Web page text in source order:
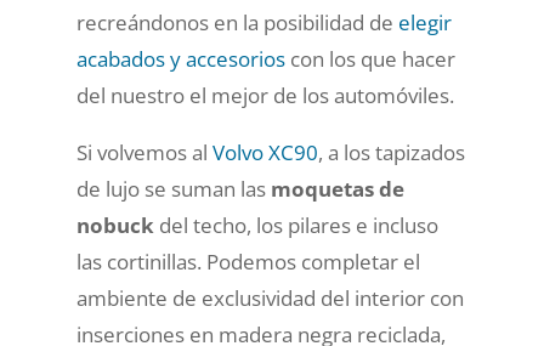
recreándonos en la posibilidad de elegir
acabados y accesorioscon los que hacer
del nuestro el mejor de los automóviles.
Si volvemos al Volvo XC90, a los tapizados
de lujo se suman las moquetas de
nobuck del techo, los pilares e incluso
las cortinillas. Podemos completar el
ambiente de exclusividad del interior con
inserciones en madera negra reciclada,